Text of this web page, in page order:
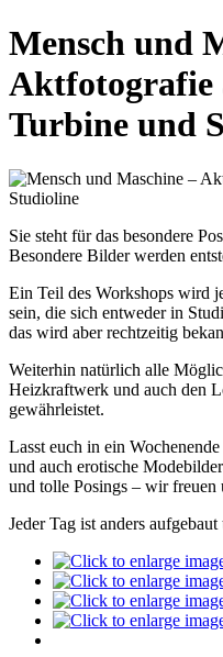
Mensch und
Aktfotografie
Turbine und
Sie steht für das besondere
Besondere Bilder werden
Ein Teil des Workshops wird
sein, die sich entweder in
das wird aber rechtzeitig
Weiterhin natürlich alle
Heizkraftwerk und auch den
gewährleistet.
Lasst euch in ein
und auch erotische
und tolle Posings – wir freuen
Jeder Tag ist anders